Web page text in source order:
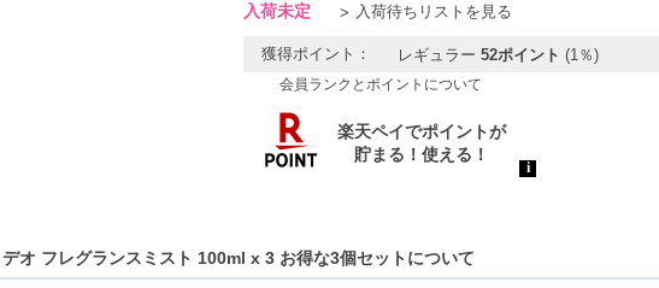
入荷未定 入荷待ちリストを見る
獲得ポイント： レギュラー 52ポイント (1％)
会員ランクとポイントについて
オ フレグランスミスト 100ml x 3 お得な3個セットについて